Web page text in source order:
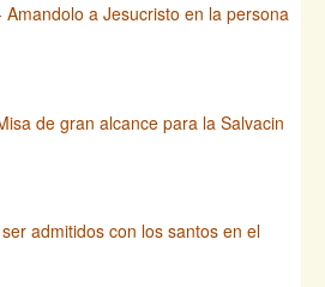
a Jesucristo en la persona
de gran alcance para la Salvacin
admitidos con los santos en el